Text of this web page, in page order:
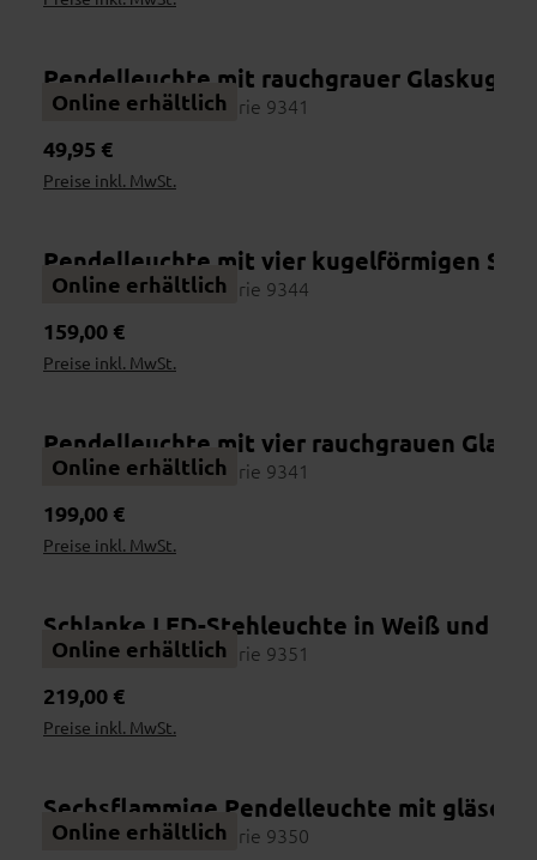
Online erhältlich
Wohnbeispiel
Pendelleuchte mit rauchgrauer Glaskugel
Interliving Leuchten Serie 9341
Regulärer Preis:
49,95 €
Preise inkl. MwSt.
Online erhältlich
Pendelleuchte mit vier kugelförmigen
Interliving Leuchten Serie 9344
Regulärer Preis:
159,00 €
Preise inkl. MwSt.
Online erhältlich
Wohnbeispiel
Pendelleuchte mit vier rauchgrauen
Interliving Leuchten Serie 9341
Regulärer Preis:
199,00 €
Preise inkl. MwSt.
Online erhältlich
Schlanke LED-Stehleuchte in Weiß und
Interliving Leuchten Serie 9351
Regulärer Preis:
219,00 €
Preise inkl. MwSt.
Online erhältlich
Sechsflammige Pendelleuchte mit
Interliving Leuchten Serie 9350